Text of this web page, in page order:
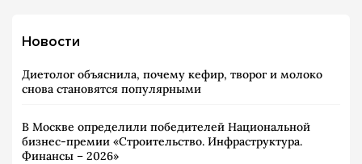
Новости
Диетолог объяснила, почему кефир, творог и молоко
снова становятся популярными
В Москве определили победителей Национальной
бизнес-премии «Строительство. Инфраструктура.
Финансы – 2026»